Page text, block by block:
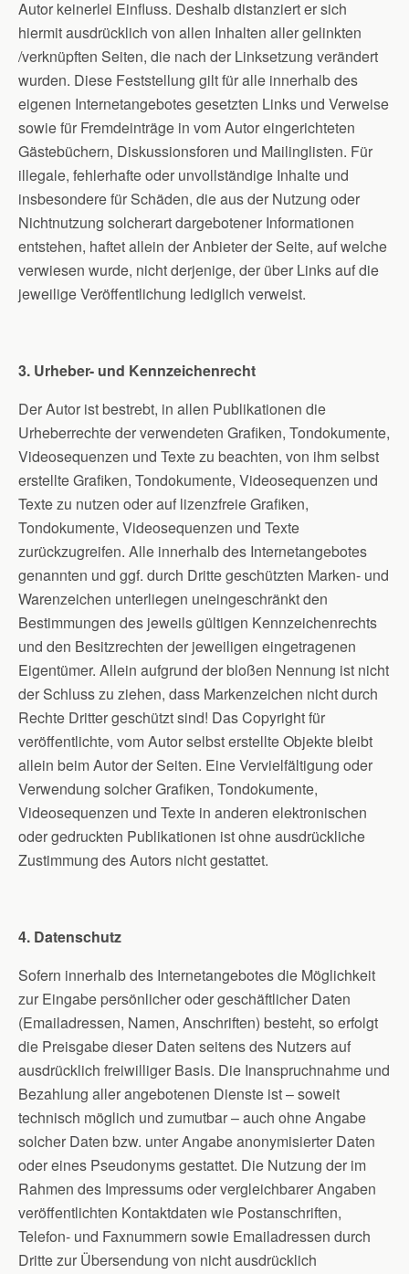
Autor keinerlei Einfluss. Deshalb distanziert er sich
hiermit ausdrücklich von allen Inhalten aller gelinkten
/verknüpften Seiten, die nach der Linksetzung verändert
wurden. Diese Feststellung gilt für alle innerhalb des
eigenen Internetangebotes gesetzten Links und Verweise
sowie für Fremdeinträge in vom Autor eingerichteten
Gästebüchern, Diskussionsforen und Mailinglisten. Für
illegale, fehlerhafte oder unvollständige Inhalte und
insbesondere für Schäden, die aus der Nutzung oder
Nichtnutzung solcherart dargebotener Informationen
entstehen, haftet allein der Anbieter der Seite, auf welche
verwiesen wurde, nicht derjenige, der über Links auf die
jeweilige Veröffentlichung lediglich verweist.
3. Urheber- und Kennzeichenrecht
Der Autor ist bestrebt, in allen Publikationen die
Urheberrechte der verwendeten Grafiken, Tondokumente,
Videosequenzen und Texte zu beachten, von ihm selbst
erstellte Grafiken, Tondokumente, Videosequenzen und
Texte zu nutzen oder auf lizenzfreie Grafiken,
Tondokumente, Videosequenzen und Texte
zurückzugreifen. Alle innerhalb des Internetangebotes
genannten und ggf. durch Dritte geschützten Marken- und
Warenzeichen unterliegen uneingeschränkt den
Bestimmungen des jeweils gültigen Kennzeichenrechts
und den Besitzrechten der jeweiligen eingetragenen
Eigentümer. Allein aufgrund der bloßen Nennung ist nicht
der Schluss zu ziehen, dass Markenzeichen nicht durch
Rechte Dritter geschützt sind! Das Copyright für
veröffentlichte, vom Autor selbst erstellte Objekte bleibt
allein beim Autor der Seiten. Eine Vervielfältigung oder
Verwendung solcher Grafiken, Tondokumente,
Videosequenzen und Texte in anderen elektronischen
oder gedruckten Publikationen ist ohne ausdrückliche
Zustimmung des Autors nicht gestattet.
4. Datenschutz
Sofern innerhalb des Internetangebotes die Möglichkeit
zur Eingabe persönlicher oder geschäftlicher Daten
(Emailadressen, Namen, Anschriften) besteht, so erfolgt
die Preisgabe dieser Daten seitens des Nutzers auf
ausdrücklich freiwilliger Basis. Die Inanspruchnahme und
Bezahlung aller angebotenen Dienste ist – soweit
technisch möglich und zumutbar – auch ohne Angabe
solcher Daten bzw. unter Angabe anonymisierter Daten
oder eines Pseudonyms gestattet. Die Nutzung der im
Rahmen des Impressums oder vergleichbarer Angaben
veröffentlichten Kontaktdaten wie Postanschriften,
Telefon- und Faxnummern sowie Emailadressen durch
Dritte zur Übersendung von nicht ausdrücklich